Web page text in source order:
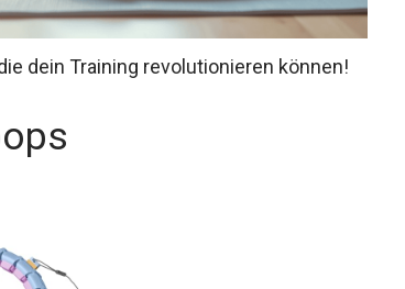
dein Training revolutionieren können!